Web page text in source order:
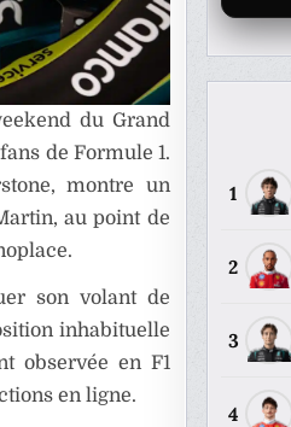
du Grand
de Formule 1.
montre un
au point de
son volant de
inhabituelle
observée en F1
en ligne.
1
2
3
4